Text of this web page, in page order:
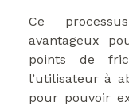
Ce
avantageux
points de
l’utilisateur à
pour pouvoir